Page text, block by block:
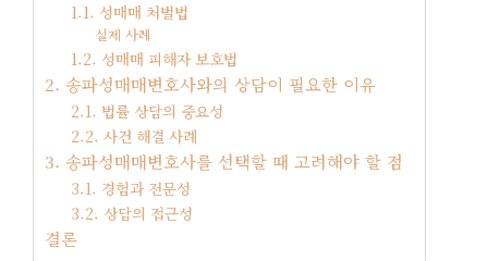
1.1. 성매매 처벌법
실제 사례
1.2. 성매매 피해자 보호법
2. 송파성매매변호사와의 상담이 필요한 이유
2.1. 법률 상담의 중요성
2.2. 사건 해결 사례
3. 송파성매매변호사를 선택할 때 고려해야 할 점
3.1. 경험과 전문성
3.2. 상담의 접근성
결론